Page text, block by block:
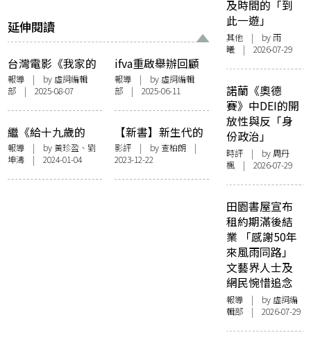
延伸閱讀
台灣電影《我家的
事》取消放映 拒遵
電檢處修改「民
國」一詞 以保作品
完整性
報導 | by 虛詞編輯
部 | 2025-08-07
ifva重啟舉辦回顧
活動？籲歷屆金獎
得主連絡大會 將揭
第30屆去向
報導| by 虛詞編輯
部 | 2025-06-11
繼《給十九歲的
我》後： 紀錄片工
作者討論會紀錄
（節錄）
報導 | by 黃珍盈、劉
坤濤 | 2024-01-04
【新書】新生代的
出走與反抗： 論
2022年香港電影
影評| by 查柏朗 |
2023-12-22
及時間的「到
此一遊」
其他 | by 雨
曦 | 2026-07-29
諾蘭《奧德
賽》中DEI的開
放性與反「身
份政治」
時評 | by周丹
楓 | 2026-07-29
田園書屋宣布
租約期滿後結
業 「感謝50年
來風雨同路」
文藝界人士及
網民惋惜追念
報導 | by 虛詞編
輯部 | 2026-07-29